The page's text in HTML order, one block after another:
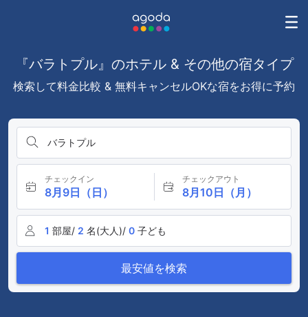
『バラトプル』のホテル & その他の宿タイプ
検索して料金比較 & 無料キャンセルOKな宿をお得に予約
バラトプル
チェックイン
8月9日（日）
チェックアウト
8月10日（月）
1 部屋/ 2 名(大人)/ 0 子ども
最安値を検索